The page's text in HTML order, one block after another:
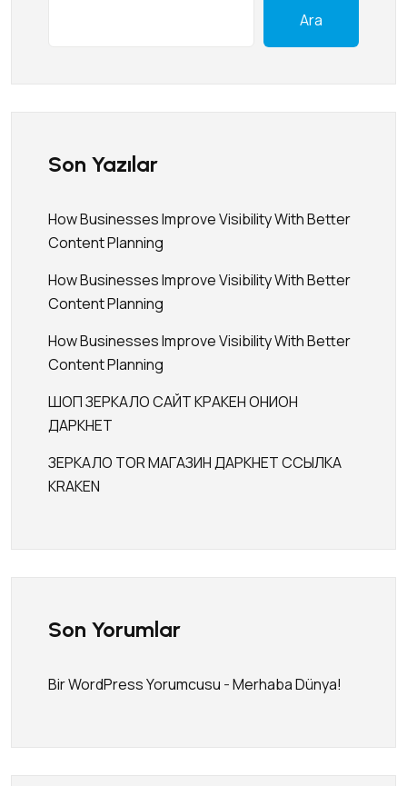
Ara
Son Yazılar
How Businesses Improve Visibility With Better
Content Planning
How Businesses Improve Visibility With Better
Content Planning
How Businesses Improve Visibility With Better
Content Planning
ШОП ЗЕРКАЛО САЙТ КРАКЕН ОНИОН
ДАРКНЕТ
ЗЕРКАЛО TOR МАГАЗИН ДАРКНЕТ ССЫЛКА
KRAKEN
Son Yorumlar
Bir WordPress Yorumcusu -Merhaba Dünya!